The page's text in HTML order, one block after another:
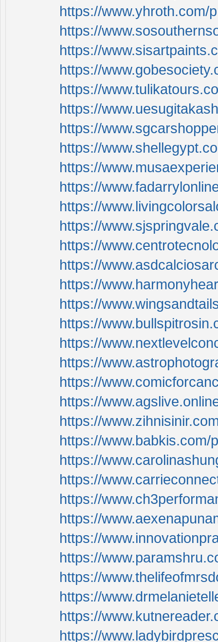
https://www.yhroth.com/
https://
https://
https://
https://
https://
https://
https://
https://
https://
https://
https://
https://
https://
https://
https://
https://
https://
https://
https://
https://
https://
https://www.babkis.com/
https://
https://
https://
https://
https://
https://
https://
https://
https://
https://